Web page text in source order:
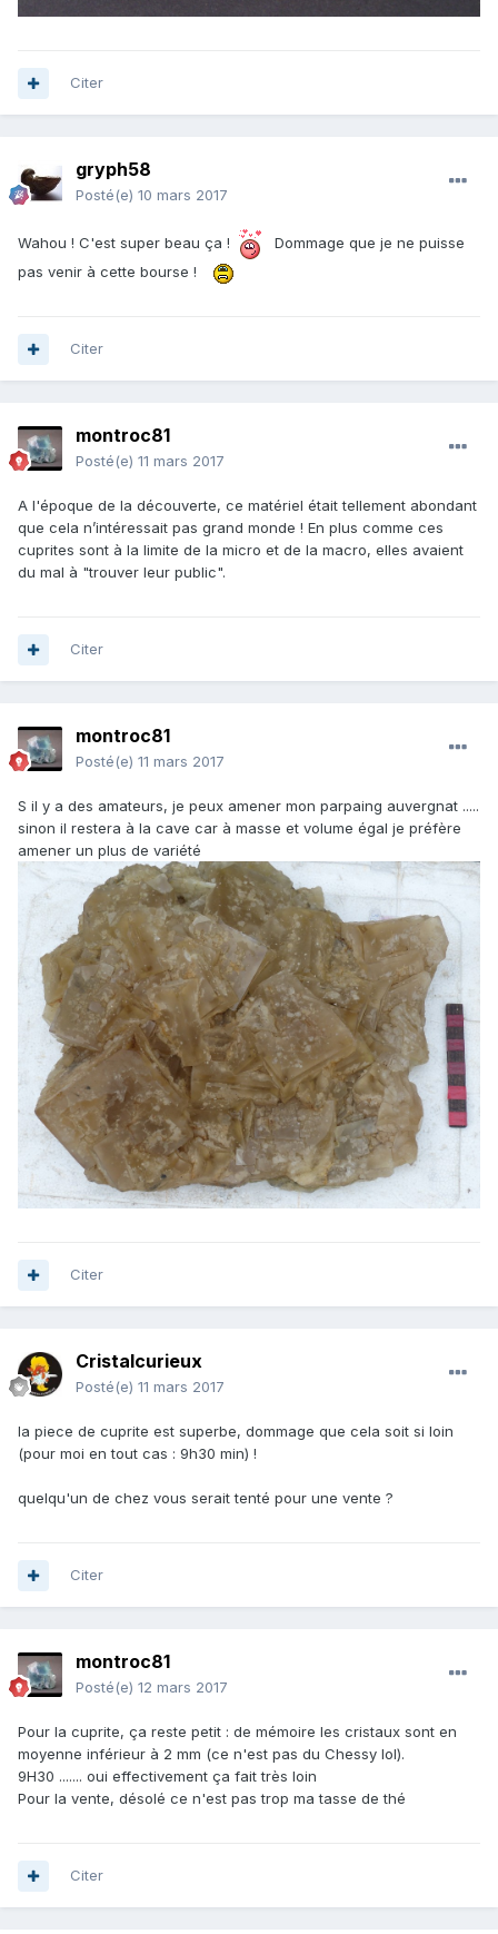
Citer
gryph58
Posté(e) 10 mars 2017
Wahou ! C'est super beau ça !
Dommage que je ne puisse
pas venir à cette bourse !
Citer
montroc81
Posté(e) 11 mars 2017
A l'époque de la découverte, ce matériel était tellement abondant
que cela n’intéressait pas grand monde ! En plus comme ces
cuprites sont à la limite de la micro et de la macro, elles avaient
du mal à "trouver leur public".
Citer
montroc81
Posté(e) 11 mars 2017
S il y a des amateurs, je peux amener mon parpaing auvergnat .....
sinon il restera à la cave car à masse et volume égal je préfère
amener un plus de variété
Citer
Cristalcurieux
Posté(e) 11 mars 2017
la piece de cuprite est superbe, dommage que cela soit si loin
(pour moi en tout cas : 9h30 min) !
quelqu'un de chez vous serait tenté pour une vente ?
Citer
montroc81
Posté(e) 12 mars 2017
Pour la cuprite, ça reste petit : de mémoire les cristaux sont en
moyenne inférieur à 2 mm (ce n'est pas du Chessy lol).
9H30 ....... oui effectivement ça fait très loin
Pour la vente, désolé ce n'est pas trop ma tasse de thé
Citer